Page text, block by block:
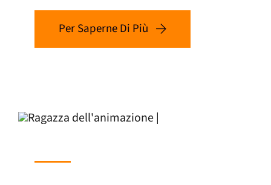
Per Saperne Di Più